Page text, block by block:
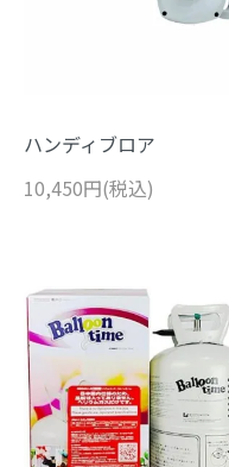
ハンディブロア
10,450円(税込)